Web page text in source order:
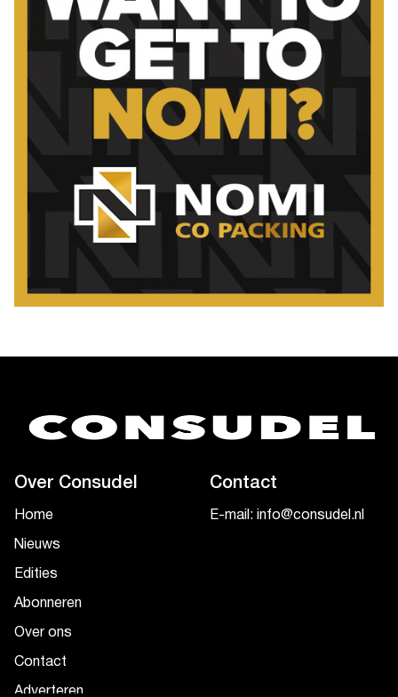
Over Consudel
Home
Nieuws
Edities
Abonneren
Over ons
Contact
Adverteren
Contact
E-mail: info@consudel.nl